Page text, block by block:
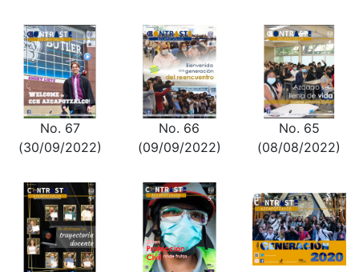
No. 67
(30/09/2022)
No. 66
(09/09/2022)
No. 65
(08/08/2022)